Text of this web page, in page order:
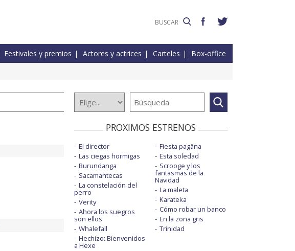
Festivales y premios Actores y actrices Carteles Box-office
PROXIMOS ESTRENOS
El director
Las ciegas hormigas
Burundanga
Sacamantecas
La constelación del
perro
Verity
Ahora los suegros
son ellos
Whalefall
Hechizo: Bienvenidos
a Hexe
Fiesta pagäna
Esta soledad
Scrooge y los
fantasmas de la
Navidad
La maleta
Karateka
Cómo robar un banco
En la zona gris
Trinidad